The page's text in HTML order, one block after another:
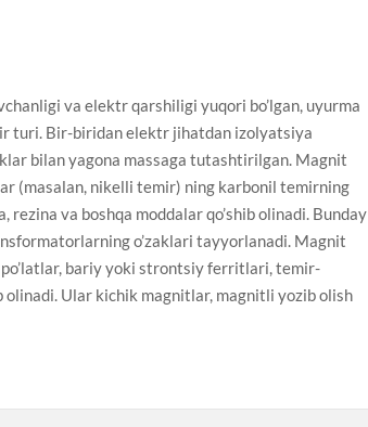
va elektr qarshiligi yuqori bo’lgan, uyurma
turi. Bir-biridan elektr jihatdan izolyatsiya
bilan yagona massaga tutashtirilgan. Magnit
(masalan, nikelli temir) ning karbonil temirning
va boshqa moddalar qo’shib olinadi. Bunday
o’zaklari tayyorlanadi. Magnit
bariy yoki strontsiy ferritlari, temir-
Ular kichik magnitlar, magnitli yozib olish